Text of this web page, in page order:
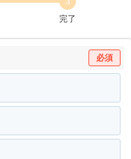
完了
必須